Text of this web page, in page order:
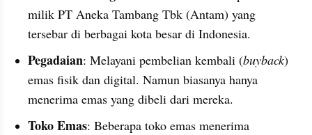
milik PT Aneka Tambang Tbk (Antam) yang
tersebar di berbagai kota besar di Indonesia.
Pegadaian: Melayani pembelian kembali (buyback)
emas fisik dan digital. Namun biasanya hanya
menerima emas yang dibeli dari mereka.
Toko Emas: Beberapa toko emas menerima